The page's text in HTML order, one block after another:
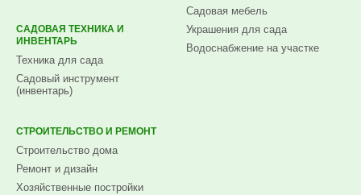
САДОВАЯ ТЕХНИКА И
ИНВЕНТАРЬ
Техника для сада
Садовый инструмент
(инвентарь)
Садовая мебель
Украшения для сада
Водоснабжение на участке
СТРОИТЕЛЬСТВО И РЕМОНТ
Строительство дома
Ремонт и дизайн
Хозяйственные постройки